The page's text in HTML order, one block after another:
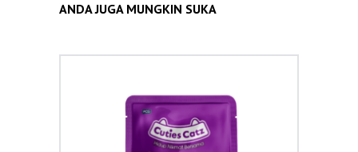
ANDA JUGA MUNGKIN SUKA